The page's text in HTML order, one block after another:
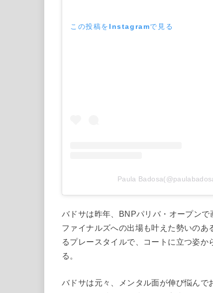
この投稿をInstagramで見る
Paula
バドサは昨年、BNPパリバ・オープン
ファイナルズへの出場も叶えた勢いの
るプレースタイルで、コートに立つ姿か
る。
バドサは元々、メンタル面が伸び悩んで